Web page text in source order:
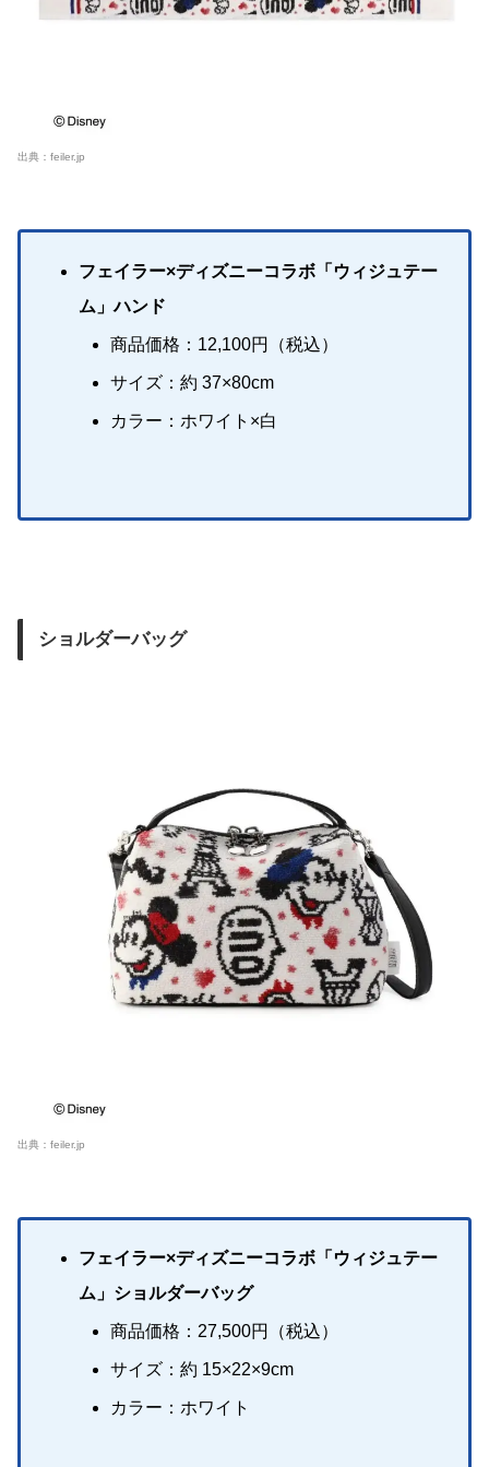
出典： feiler.jp
フェイラー×ディズニーコラボ「ウィジュテー
ム」ハンド
商品価格：12,100円（税込）
サイズ：約 37×80cm
カラー：ホワイト×白
ショルダーバッグ
出典： feiler.jp
フェイラー×ディズニーコラボ「ウィジュテー
ム」ショルダーバッグ
商品価格：27,500円（税込）
サイズ：約 15×22×9cm
カラー：ホワイト